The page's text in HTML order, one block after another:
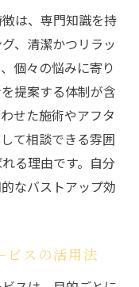
は、専門知識を持
、清潔かつリラッ
個々の悩みに寄り
提案する体制が含
せた施術やアフタ
て相談できる雰囲
る理由です。自分
なバストアップ効
ビスの活用法